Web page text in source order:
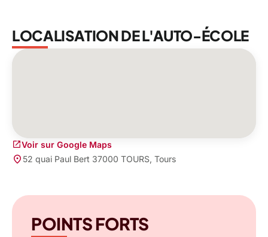
LOCALISATION DE L'AUTO-ÉCOLE
open_in_newVoir sur Google Maps
place 52 quai Paul Bert 37000 TOURS, Tours
POINTS FORTS